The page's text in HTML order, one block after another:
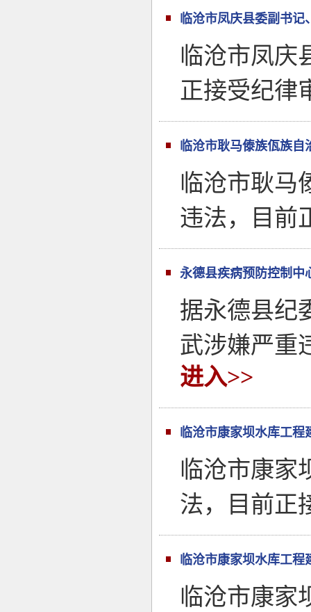
临沧市凤庆县委副书记
临沧市凤庆
正接受纪律
临沧市耿马傣族佤族自
临沧市耿马
违法，目前
永德县疾病预防控制中
据永德县纪
武涉嫌严重
进入>>
临沧市康家坝水库工程
临沧市康家
法，目前正
临沧市康家坝水库工程
临沧市康家